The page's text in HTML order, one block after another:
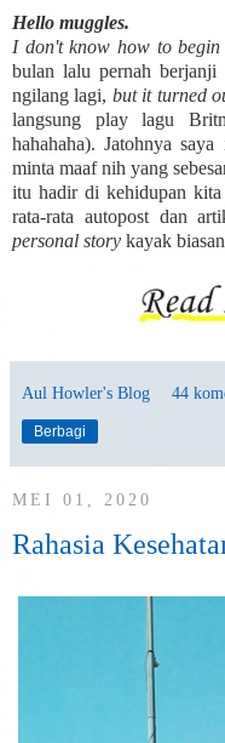
Hello muggles.
I don't know how to begin
bulan lalu pernah
ngilang lagi, but it turned
langsung play lagu
hahahaha). Jatohnya
minta maaf nih yang
itu hadir di kehidupan kita
rata-rata autopost dan
personal story kayak
Aul Howler's Blog 44
Berbagi
MEI 01, 2020
Rahasia